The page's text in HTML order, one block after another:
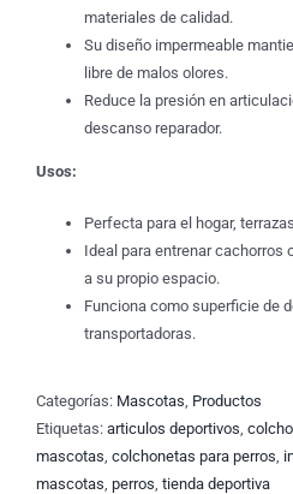
materiales de calidad.
Su diseño impermeable
libre de malos olores.
Reduce la presión en
descanso reparador.
Usos:
Perfecta para el hogar,
Ideal para entrenar cachorros
a su propio espacio.
Funciona como superficie de
transportadoras.
Categorías: Mascotas Productos
Etiquetas: articulos deportivos
mascotas colchonetas para perros
mascotas perros tienda deportiva